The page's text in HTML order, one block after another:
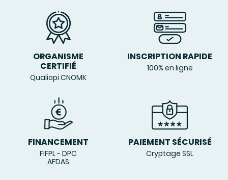
ORGANISME
CERTIFIÉ
Qualiopi CNOMK
INSCRIPTION RAPIDE
100% en ligne
FINANCEMENT
FIFPL - DPC
AFDAS
PAIEMENT SÉCURISÉ
Cryptage SSL